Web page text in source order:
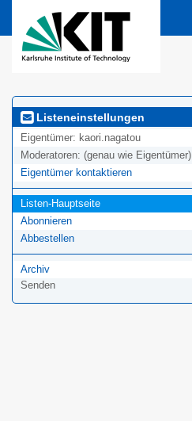
Listeneinstellungen
Eigentümer: kaori.nagatou
Moderatoren: (genau wie Eigentümer)
Eigentümer kontaktieren
Listen-Hauptseite
Abonnieren
Abbestellen
Archiv
Senden